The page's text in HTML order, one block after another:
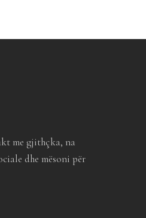
me gjithçka, na
dhe mësoni për